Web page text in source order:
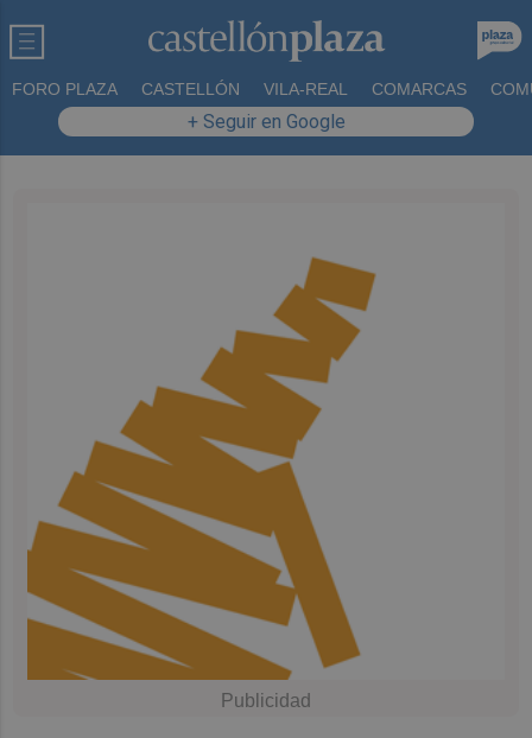
FORO PLAZA CASTELLÓN VILA-REAL COMARCAS
+ Seguir en Google